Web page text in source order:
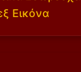
Εικόνα